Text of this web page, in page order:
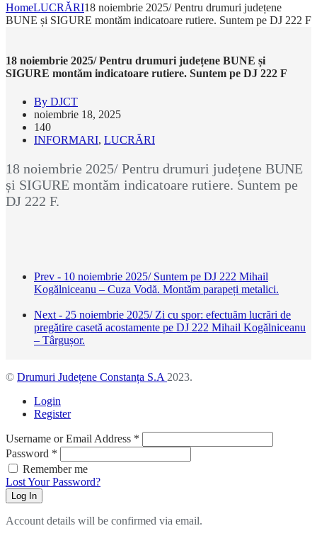
HomeLUCRĂRI18 noiembrie 2025/ Pentru drumuri județene
BUNE și SIGURE montăm indicatoare rutiere. Suntem pe DJ 222 F
18 noiembrie 2025/ Pentru drumuri județene BUNE și
SIGURE montăm indicatoare rutiere. Suntem pe DJ 222 F
By DJCT
noiembrie 18, 2025
140
INFORMARI, LUCRĂRI
18 noiembrie 2025/ Pentru drumuri județene BUNE
și SIGURE montăm indicatoare rutiere. Suntem pe
DJ 222 F.
Prev - 10 noiembrie 2025/ Suntem pe DJ 222 Mihail
Kogălniceanu – Cuza Vodă. Montăm parapeți metalici.
Next - 25 noiembrie 2025/ Zi cu spor: efectuăm lucrări de
pregătire casetă acostamente pe DJ 222 Mihail Kogălniceanu
– Târgușor.
© Drumuri Județene Constanța S.A 2023.
Login
Register
Username or Email Address *
Password *
Remember me
Lost Your Password?
Log In
Account details will be confirmed via email.